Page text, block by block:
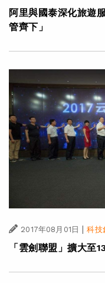
阿里與國泰深化旅遊
管齊下」
2017年08月01日 | 科技
「雲劍聯盟」擴大至